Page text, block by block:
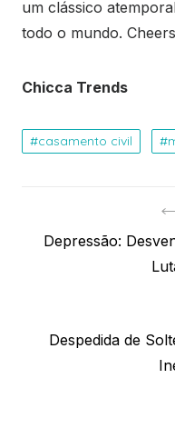
um clássico
todo o mundo.
Chicca Trends
casamento civil
de
Previous
Depressão:
NextDespedida de